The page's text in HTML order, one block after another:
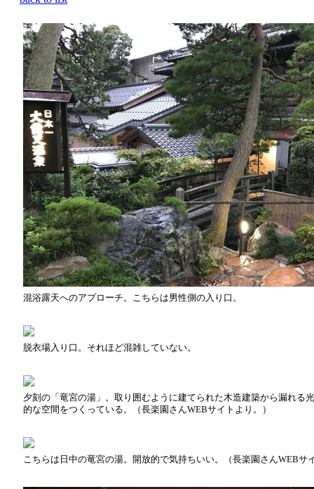
混浴露天へのアプローチ。こちらは男性側の入り口。
脱衣場入り口。それほど混雑していない。
夕刻の「竜宮の湯」。取り囲むように建てられた木造建築から漏れる
的な空間をつくっている。（長楽園さんWEBサイトより。）
こちらは日中の竜宮の湯。開放的で気持ちいい。（長楽園さんWEBサ